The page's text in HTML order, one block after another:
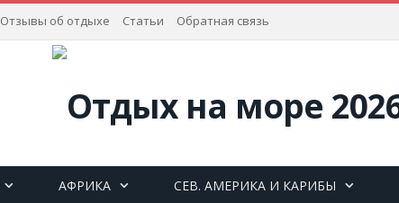
Отзывы об отдыхе Статьи Обратная связь
АФРИКА СЕВ. АМЕРИКА И КАРИБЫ